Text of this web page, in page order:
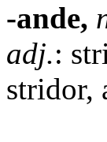
-ande,
adj.:
stridor,